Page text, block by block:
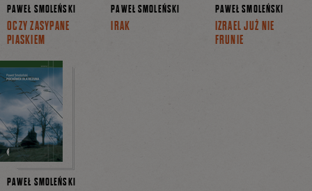
PAWEŁ SMOLEŃSKI
OCZY ZASYPANE
PIASKIEM
PAWEŁ SMOLEŃSKI
IRAK
PAWEŁ SMOLEŃSKI
IZRAEL JUŻ NIE
FRUNIE
PAWEŁ SMOLEŃSKI